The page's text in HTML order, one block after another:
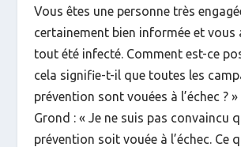
Vous êtes une personne très
certainement bien informée et vous
tout été infecté. Comment est-ce
cela signifie-t-il que toutes les
prévention sont vouées à l’échec ?
Grond : « Je ne suis pas convaincu
prévention soit vouée à l’échec. Ce